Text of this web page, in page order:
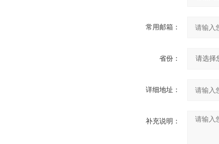
常用邮箱：
省份：
详细地址：
补充说明：